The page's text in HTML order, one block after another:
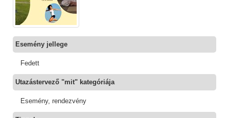
Esemény jellege
Fedett
Utazástervező "mit" kategóriája
Esemény, rendezvény